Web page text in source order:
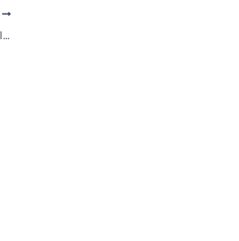
La peinture effet velours pour sublimer votre intérieur